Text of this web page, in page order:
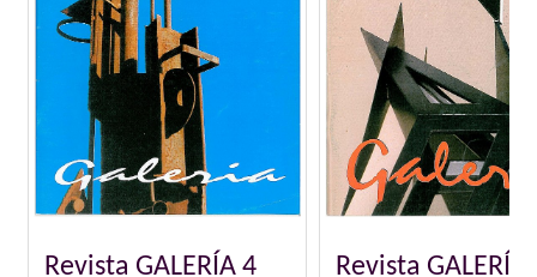
Revista GALERÍA 5 Revista